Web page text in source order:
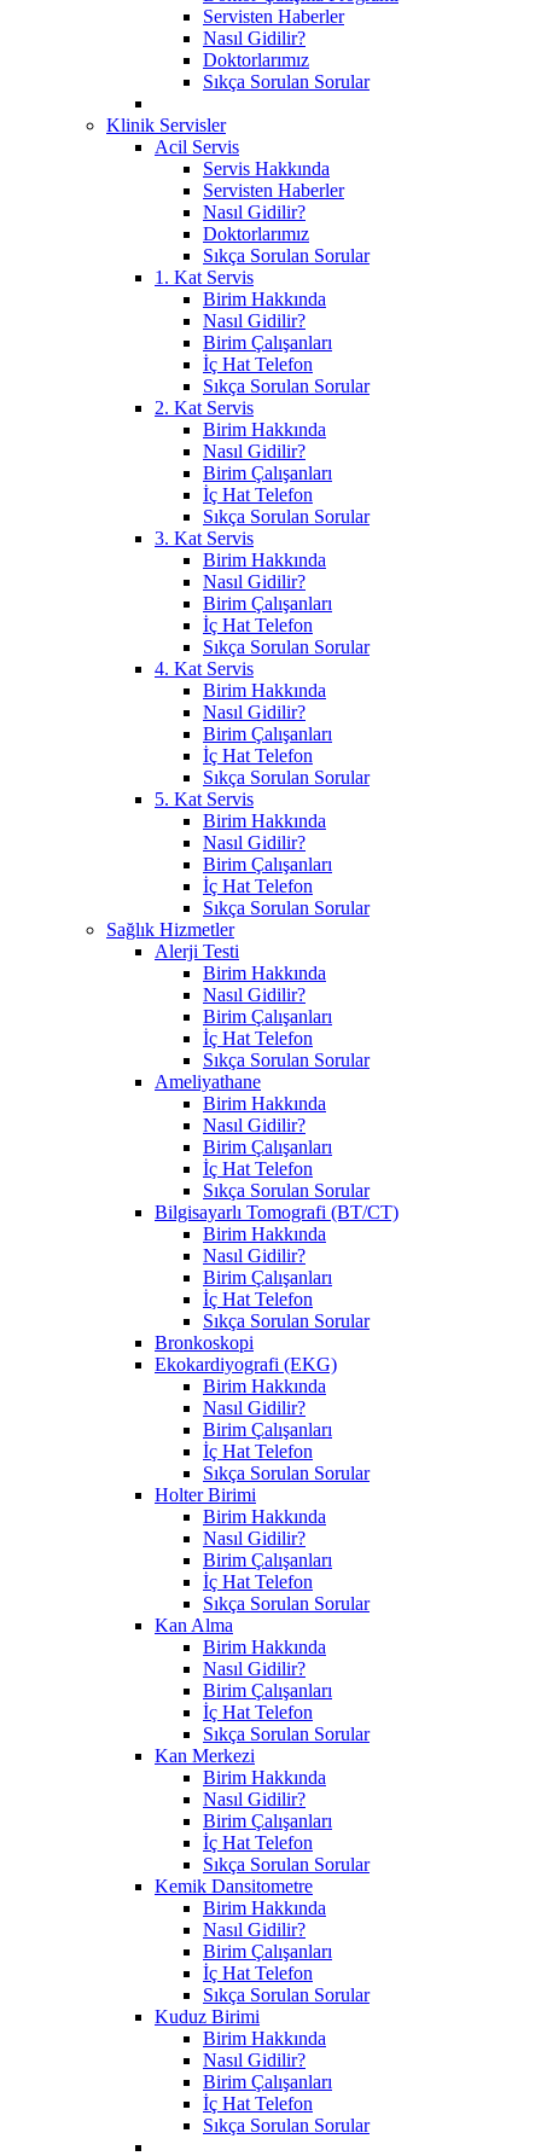
Servisten Haberler
Nasıl Gidilir?
Doktorlarımız
Sıkça Sorulan Sorular
Klinik Servisler
Acil Servis
Servis Hakkında
Servisten Haberler
Nasıl Gidilir?
Doktorlarımız
Sıkça Sorulan Sorular
1. Kat Servis
Birim Hakkında
Nasıl Gidilir?
Birim Çalışanları
İç Hat Telefon
Sıkça Sorulan Sorular
2. Kat Servis
Birim Hakkında
Nasıl Gidilir?
Birim Çalışanları
İç Hat Telefon
Sıkça Sorulan Sorular
3. Kat Servis
Birim Hakkında
Nasıl Gidilir?
Birim Çalışanları
İç Hat Telefon
Sıkça Sorulan Sorular
4. Kat Servis
Birim Hakkında
Nasıl Gidilir?
Birim Çalışanları
İç Hat Telefon
Sıkça Sorulan Sorular
5. Kat Servis
Birim Hakkında
Nasıl Gidilir?
Birim Çalışanları
İç Hat Telefon
Sıkça Sorulan Sorular
Sağlık Hizmetler
Alerji Testi
Birim Hakkında
Nasıl Gidilir?
Birim Çalışanları
İç Hat Telefon
Sıkça Sorulan Sorular
Ameliyathane
Birim Hakkında
Nasıl Gidilir?
Birim Çalışanları
İç Hat Telefon
Sıkça Sorulan Sorular
Bilgisayarlı Tomografi (BT/CT)
Birim Hakkında
Nasıl Gidilir?
Birim Çalışanları
İç Hat Telefon
Sıkça Sorulan Sorular
Bronkoskopi
Ekokardiyografi (EKG)
Birim Hakkında
Nasıl Gidilir?
Birim Çalışanları
İç Hat Telefon
Sıkça Sorulan Sorular
Holter Birimi
Birim Hakkında
Nasıl Gidilir?
Birim Çalışanları
İç Hat Telefon
Sıkça Sorulan Sorular
Kan Alma
Birim Hakkında
Nasıl Gidilir?
Birim Çalışanları
İç Hat Telefon
Sıkça Sorulan Sorular
Kan Merkezi
Birim Hakkında
Nasıl Gidilir?
Birim Çalışanları
İç Hat Telefon
Sıkça Sorulan Sorular
Kemik Dansitometre
Birim Hakkında
Nasıl Gidilir?
Birim Çalışanları
İç Hat Telefon
Sıkça Sorulan Sorular
Kuduz Birimi
Birim Hakkında
Nasıl Gidilir?
Birim Çalışanları
İç Hat Telefon
Sıkça Sorulan Sorular